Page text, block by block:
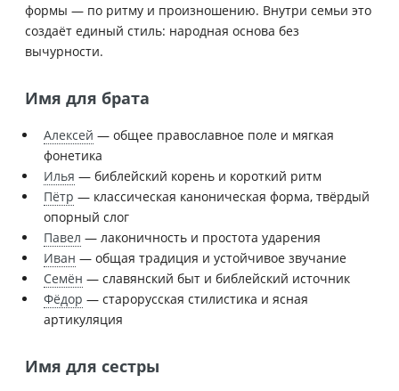
формы — по ритму и произношению. Внутри семьи это
создаёт единый стиль: народная основа без
вычурности.
Имя для брата
Алексей — общее православное поле и мягкая
фонетика
Илья — библейский корень и короткий ритм
Пётр — классическая каноническая форма, твёрдый
опорный слог
Павел — лаконичность и простота ударения
Иван — общая традиция и устойчивое звучание
Семён — славянский быт и библейский источник
Фёдор — старорусская стилистика и ясная
артикуляция
Имя для сестры